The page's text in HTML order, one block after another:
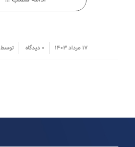
۱۷ مرداد ۱۴۰۳ / ۰ دیدگاه توسط